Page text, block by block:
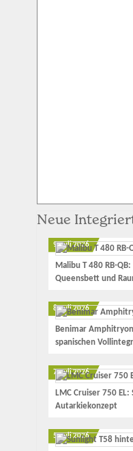
Neue
9. Juli 2026
Malibu T 480 RB-
Queensbett und
8. Juli 2026
Benimar
spanischen
7. Juli 2026
LMC Cruiser 750
Autarkiekonzept
5. Juli 2026